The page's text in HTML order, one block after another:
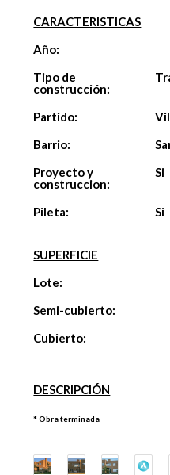
CARACTERISTICAS
Año:
Tipo de
construcción:
Partido:
Barrio:
Proyecto y
construccion:
Si
Pileta: Si
SUPERFICIE
Lote:
Semi-cubierto:
Cubierto:
DESCRIPCIÓN
* Obra terminada